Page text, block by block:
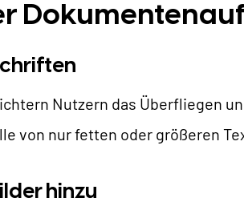
Nutzern das Überfliegen
von nur fetten oder größeren
hinzu